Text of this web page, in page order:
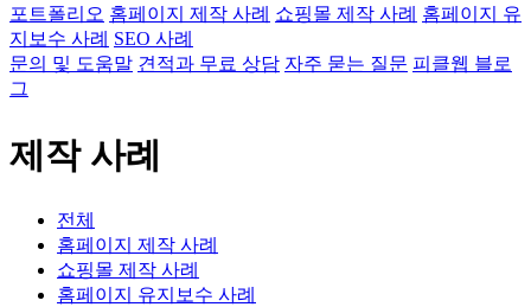
포트폴리오 홈페이지 제작 사례 쇼핑몰 제작 사례 홈페이지 유
지보수 사례 SEO 사례
문의 및 도움말 견적과 무료 상담 자주 묻는 질문 피클웹 블로
그
제작 사례
전체
홈페이지 제작 사례
쇼핑몰 제작 사례
홈페이지 유지보수 사례